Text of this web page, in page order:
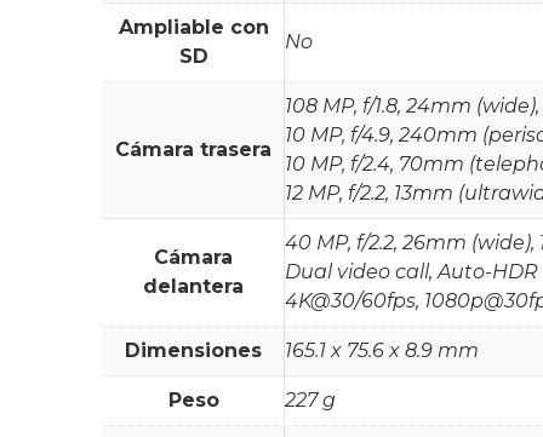
Ampliable con
SD
No
Cámara trasera
108 MP, f/1.8, 24mm (wide),
10 MP, f/4.9, 240mm
10 MP, f/2.4, 70mm
12 MP, f/2.2, 13mm
Cámara
delantera
40 MP, f/2.2, 26mm (wide),
Dual video call, Auto-HDR
4K@30/60fps,
Dimensiones 165.1 x 75.6 x 8.9 mm
Peso 227 g